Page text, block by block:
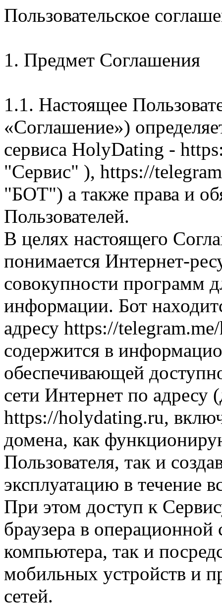
Пользовательское
1. Предмет Соглашения
1.1. Настоящее
«Соглашение»)
сервиса HolyDating -
"Сервис" ), https://
"БОТ") а также права и
Пользователей.
В целях настоящего
понимается Интернет-
совокупности программ
информации. Бот
адресу https://
содержится в
обеспечивающей
сети Интернет по
https://holydating.ru,
домена, как
Пользователя, так и
эксплуатацию в течение
При этом доступ к
браузера в операционной
компьютера, так и
мобильных устройств и
сетей.